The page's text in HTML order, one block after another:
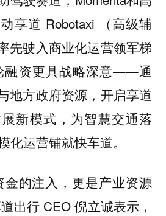
享道 Robotaxi （高级辅
先驶入商业化运营领军梯
融资更具战略深意——通
地方政府资源，开启享道
新模式，为智慧交通落
化运营铺就快车道。
金的注入，更是产业资源
出行 CEO 倪立诚表示，